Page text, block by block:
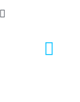
au
de